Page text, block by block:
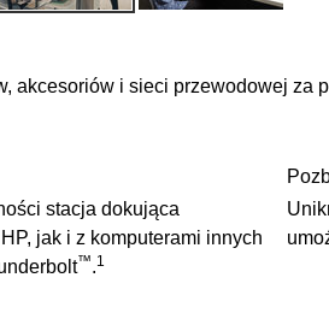
akcesoriów i sieci przewodowej za
stacja dokująca
jak i z komputerami innych
™.1